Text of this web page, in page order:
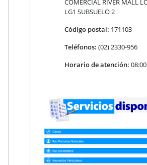
LG1 SUBSUELO 2
Código postal: 171103
Teléfonos: (02) 2330-956
Horario de atención: